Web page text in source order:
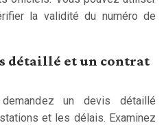
la validité du numéro de
détaillé et un contrat
un devis détaillé
et les délais. Examinez